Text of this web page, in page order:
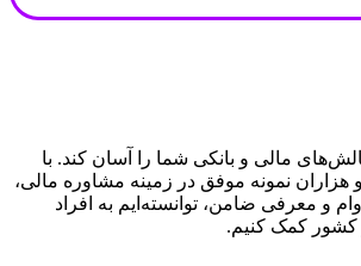
مالی و بانکی شما را آسان کند. با
هزاران نمونه موفق در زمینه مشاوره مالی،
و معرفی ضامن، توانسته‌ایم به افراد
کمک کنیم.